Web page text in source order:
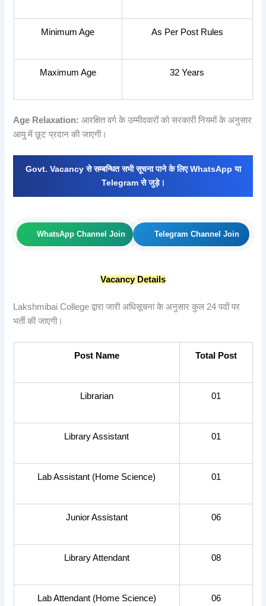
Minimum Age As Per Post Rules
Maximum Age 32 Years
Age Relaxation: आरक्षित वर्ग के उम्मीदवारों को सरकारी नियमों के अनुसार
आयु में छूट प्रदान की जाएगी।
Govt. Vacancy से सम्बन्धित सभी सूचना पाने के लिए WhatsApp या
Telegram से जुड़े।
WhatsApp Channel Join Telegram Channel Join
Vacancy Details
Lakshmibai College द्वारा जारी अधिसूचना के अनुसार कुल 24 पदों पर
भर्ती की जाएगी।
Post Name Total Post
Librarian 01
Library Assistant 01
Lab Assistant (Home Science) 01
Junior Assistant 06
Library Attendant 08
Lab Attendant (Home Science) 06